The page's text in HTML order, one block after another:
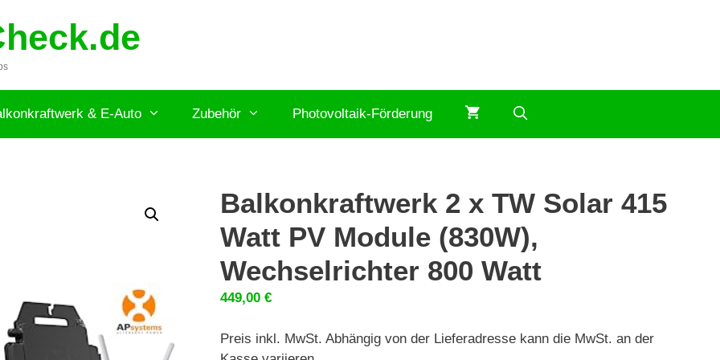
& E-Auto Zubehör Photovoltaik-Förderung
Balkonkraftwerk 2 x TW Solar 415
Watt PV Module (830W),
Wechselrichter 800 Watt
449,00 €
Preis inkl. MwSt. Abhängig von der Lieferadresse kann die MwSt. an der